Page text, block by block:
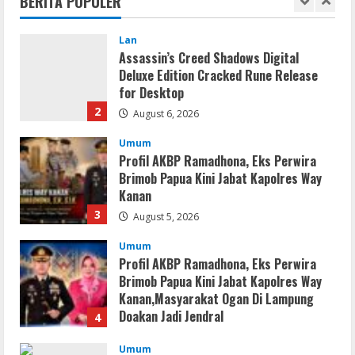
2
3
Umum
Profil AKBP Ramadhona, Eks Perwira
Brimob Papua Kini Jabat Kapolres Way
Kanan
4
Umum
Profil AKBP Ramadhona, Eks Perwira
Brimob Papua Kini Jabat Kapolres Way
Kanan,Masyarakat Ogan Di Lampung
Doakan Jadi Jendral
August 4, 2026
5
Umum
Ketua Pro Jurnalis Media Siber Way
Kanan Apresiasi Prestasi Reva Radisya,
Putri Ferdiansyah, Lolos di Unila
August 4, 2026